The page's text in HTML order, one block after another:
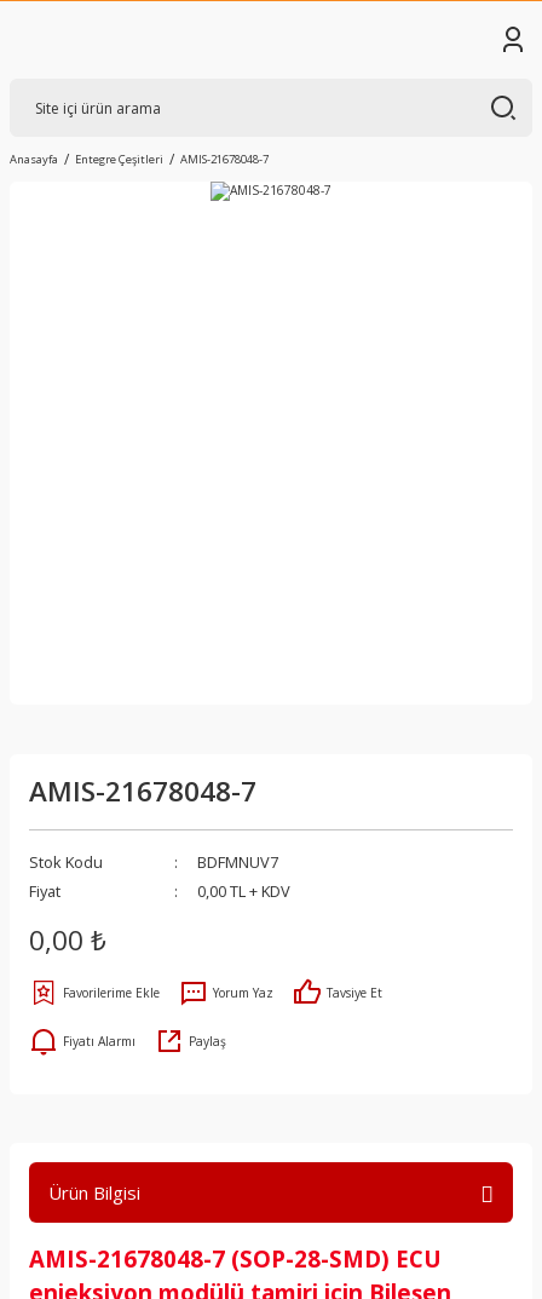
Anasayfa Entegre Çeşitleri AMIS-21678048-7
AMIS-21678048-7
Stok Kodu
BDFMNUV7
Fiyat
0,00 TL + KDV
0,00 ₺
Yorum Yaz Tavsiye Et
Fiyatı Alarmı Paylaş
Ürün Bilgisi
AMIS-21678048-7 (SOP-28-SMD) ECU
enjeksiyon modülü tamiri için Bileşen